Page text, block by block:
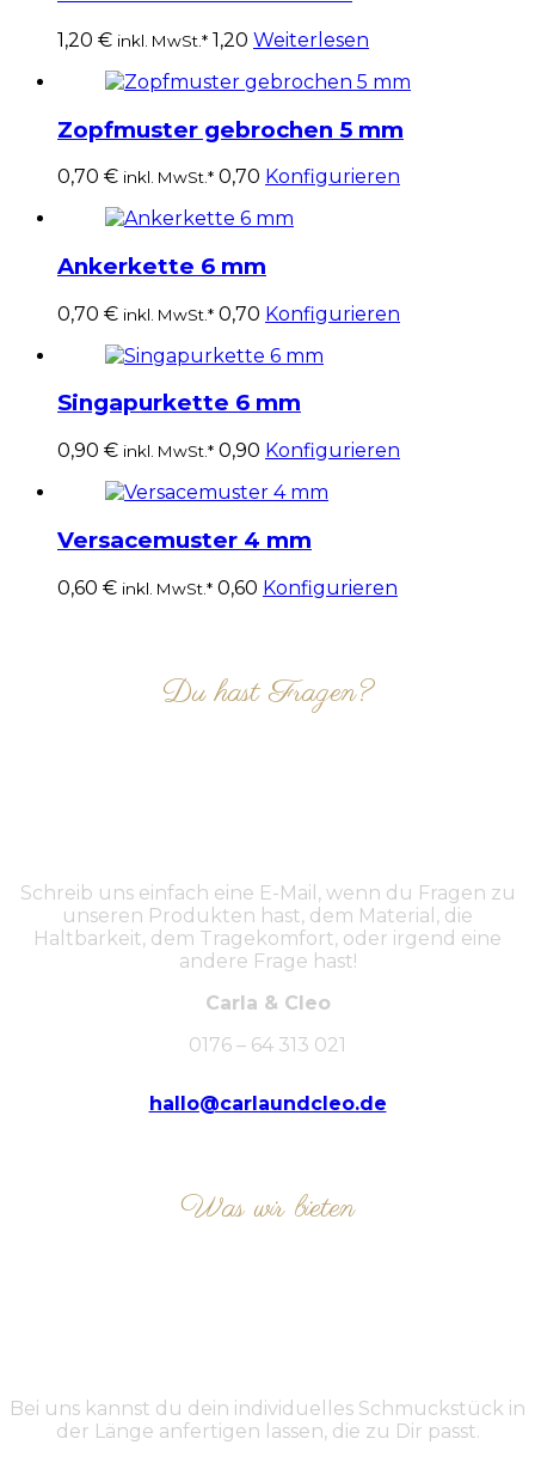
1,20 € inkl. MwSt.* 1,20 Weiterlesen
Zopfmuster gebrochen 5 mm
0,70 € inkl. MwSt.* 0,70 Konfigurieren
Ankerkette 6 mm
0,70 € inkl. MwSt.* 0,70 Konfigurieren
Singapurkette 6 mm
0,90 € inkl. MwSt.* 0,90 Konfigurieren
Versacemuster 4 mm
0,60 € inkl. MwSt.* 0,60 Konfigurieren
Du hast Fragen?
Schreib uns einfach eine E-Mail, wenn du Fragen zu
unseren Produkten hast, dem Material, die
Haltbarkeit, dem Tragekomfort, oder irgend eine
andere Frage hast!
Carla & Cleo
0176 – 64 313 021
hallo@carlaundcleo.de
Was wir bieten
Bei uns kannst du dein individuelles Schmuckstück in
der Länge anfertigen lassen, die zu Dir passt.